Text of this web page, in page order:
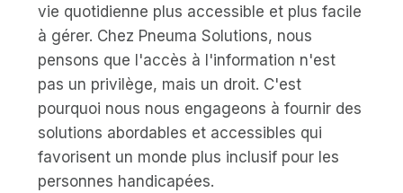
vie quotidienne plus accessible et plus facile
à gérer. Chez Pneuma Solutions, nous
pensons que l'accès à l'information n'est
pas un privilège, mais un droit. C'est
pourquoi nous nous engageons à fournir des
solutions abordables et accessibles qui
favorisent un monde plus inclusif pour les
personnes handicapées.